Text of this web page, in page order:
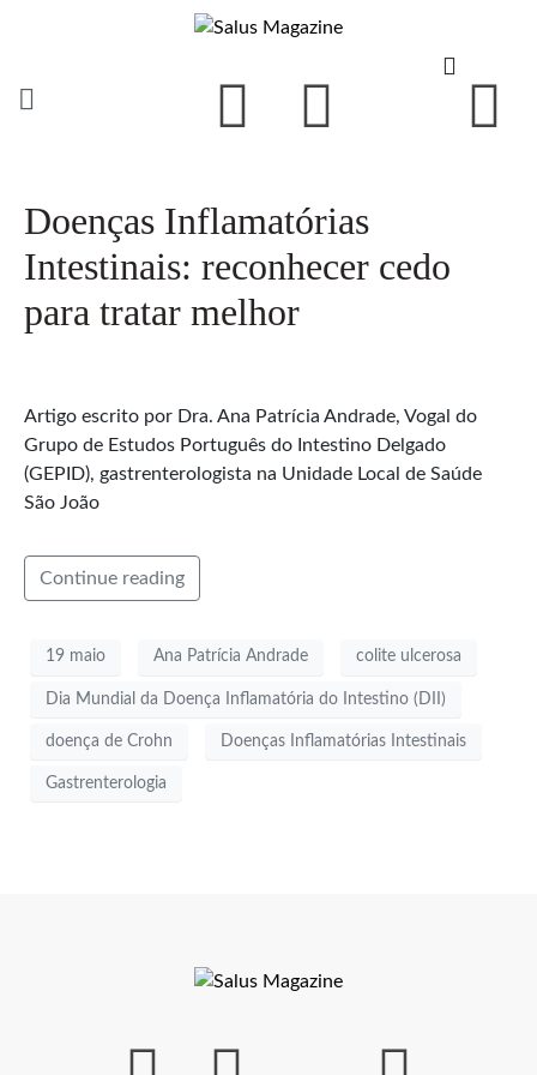
Doenças Inflamatórias
Intestinais: reconhecer cedo
para tratar melhor
Artigo escrito por Dra. Ana Patrícia Andrade, Vogal do
Grupo de Estudos Português do Intestino Delgado
(GEPID), gastrenterologista na Unidade Local de Saúde
São João
Continue reading
19 maio Ana Patrícia Andrade colite ulcerosa
Dia Mundial da Doença Inflamatória do Intestino (DII)
doença de Crohn Doenças Inflamatórias Intestinais
Gastrenterologia